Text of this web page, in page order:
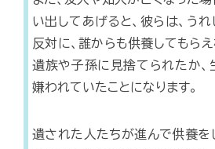
い出してあげると、彼らは、うれ
反対に、誰からも供養してもらえ
遺族や子孫に見捨てられたか、
嫌われていたことになります。
遺された人たちが進んで供養を